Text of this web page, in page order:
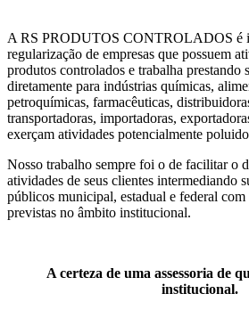
A RS PRODUTOS CONTROLADOS é
regularização de empresas que possuem
produtos controlados e trabalha prestando
diretamente para indústrias químicas,
petroquímicas, farmacêuticas,
transportadoras, importadoras,
exerçam atividades potencialmente
Nosso trabalho sempre foi o de facilitar o
atividades de seus clientes intermediando
públicos municipal, estadual e federal com
previstas no âmbito institucional.
A certeza de uma assessoria de
institucional.